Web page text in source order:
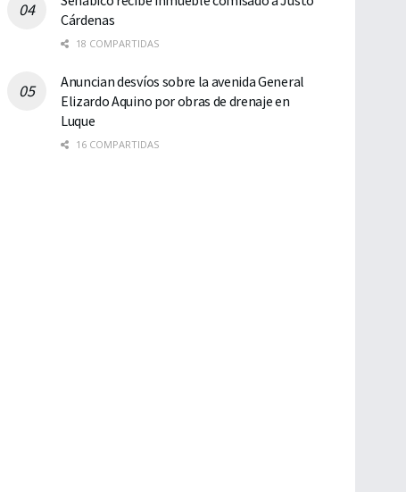
Cárdenas
18 COMPARTIDAS
Anuncian desvíos sobre la avenida General
Elizardo Aquino por obras de drenaje en
Luque
16 COMPARTIDAS